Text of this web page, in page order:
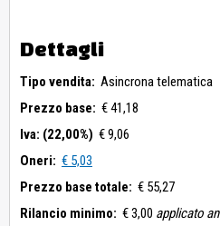
Dettagli
Tipo vendita: Asincrona telematica
Prezzo base: € 41,18
Iva: (22,00%) € 9,06
Oneri: € 5,03
Prezzo base totale: € 55,27
Rilancio minimo: € 3,00 applicato